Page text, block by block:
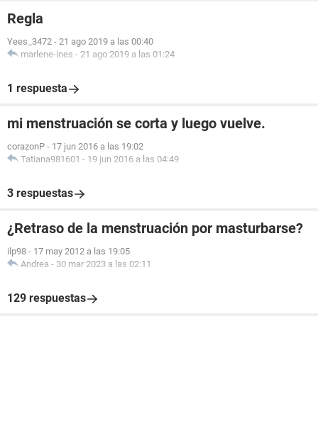
Regla
Yees_3472 - 21 ago 2019 a las 00:40
marlene-ines - 21 ago 2019 a las 01:24
1 respuesta
mi menstruación se corta y luego vuelve.
corazonP - 17 jun 2016 a las 19:02
Tatiana981601 - 19 jun 2016 a las 04:49
3 respuestas
¿Retraso de la menstruación por masturbarse?
ilp98 - 17 may 2012 a las 19:05
Andrea - 30 mar 2023 a las 02:11
129 respuestas